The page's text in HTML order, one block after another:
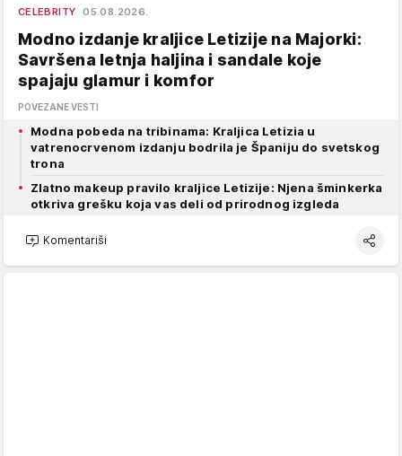
CELEBRITY 05.08.2026.
Modno izdanje kraljice Letizije na Majorki:
Savršena letnja haljina i sandale koje
spajaju glamur i komfor
POVEZANE VESTI
Modna pobeda na tribinama: Kraljica Letizia u
vatrenocrvenom izdanju bodrila je Španiju do svetskog
trona
Zlatno makeup pravilo kraljice Letizije: Njena šminkerka
otkriva grešku koja vas deli od prirodnog izgleda
Komentariši